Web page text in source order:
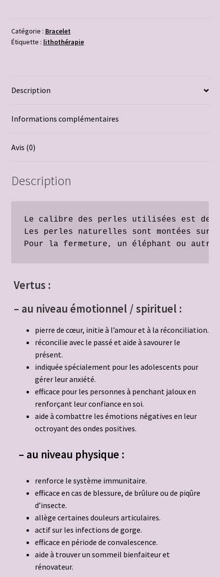
Offre hôtesse réunion bijoux
Politique de cookies
Politique de cookies (UE)
porte-clés Kronenbourg
Validation de la commande
mm
Catégorie : Bracelet
Étiquette : lithothérapie
Description
Informations complémentaires
Avis (0)
Description
Le calibre des perles utilisées est de 8
Les perles naturelles sont montées
Pour la fermeture, un éléphant ou
Vertus :
– au niveau émotionnel / spirituel :
pierre de cœur, initie à l’amour et à la réconciliation.
réconcilie avec le passé et aide à savourer le
présent.
indiquée spécialement pour les adolescents pour
gérer leur anxiété.
efficace pour les personnes à penchant jaloux en
renforçant leur confiance en soi.
aide à combattre les émotions négatives en leur
octroyant des ondes positives.
– au niveau physique :
renforce le système immunitaire.
efficace en cas de blessure, de brûlure ou de piqûre
d’insecte.
allège certaines douleurs articulaires.
actif sur les infections de gorge.
efficace en période de convalescence.
aide à trouver un sommeil bienfaiteur et
rénovateur.